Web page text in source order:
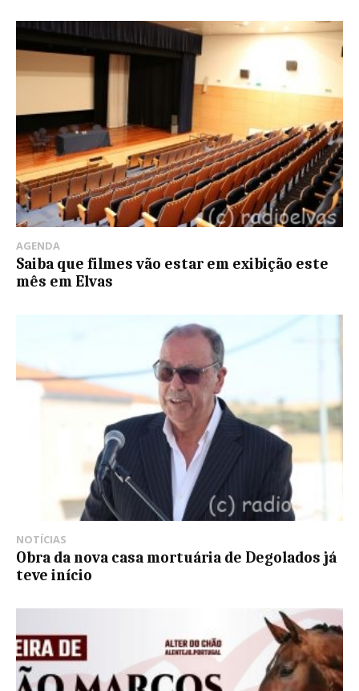
AGENDA
Saiba que filmes vão estar em exibição este
mês em Elvas
NOTÍCIAS
Obra da nova casa mortuária de Degolados já
teve início